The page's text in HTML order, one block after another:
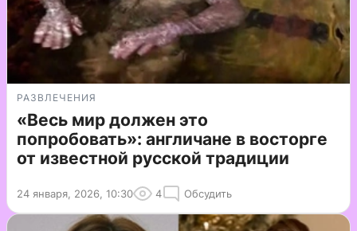
РАЗВЛЕЧЕНИЯ
«Весь мир должен это
попробовать»: англичане в восторге
от известной русской традиции
24 января, 2026, 10:30 4 Обсудить